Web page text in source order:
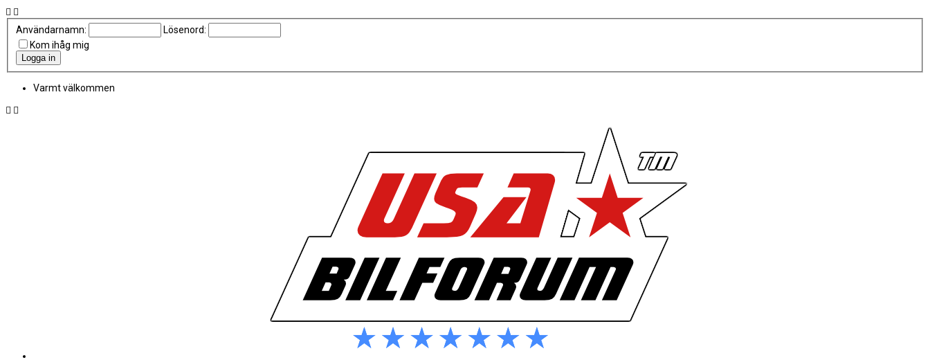
Användarnamn:
Lösenord:
Kom ihåg mig
Varmt välkommen